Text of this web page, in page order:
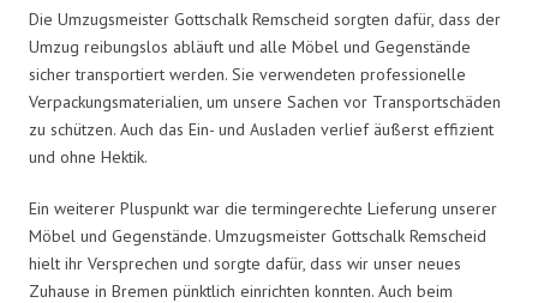
Die Umzugsmeister Gottschalk Remscheid sorgten dafür, dass der
Umzug reibungslos abläuft und alle Möbel und Gegenstände
sicher transportiert werden. Sie verwendeten professionelle
Verpackungsmaterialien, um unsere Sachen vor Transportschäden
zu schützen. Auch das Ein- und Ausladen verlief äußerst effizient
und ohne Hektik.
Ein weiterer Pluspunkt war die termingerechte Lieferung unserer
Möbel und Gegenstände. Umzugsmeister Gottschalk Remscheid
hielt ihr Versprechen und sorgte dafür, dass wir unser neues
Zuhause in Bremen pünktlich einrichten konnten. Auch beim